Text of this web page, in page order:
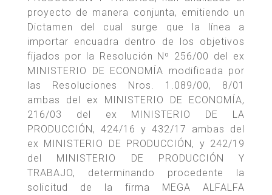
proyecto de manera conjunta, emitiendo un
Dictamen del cual surge que la línea a
importar encuadra dentro de los objetivos
fijados por la Resolución Nº 256/00 del ex
MINISTERIO DE ECONOMÍA modificada por
las Resoluciones Nros. 1.089/00, 8/01
ambas del ex MINISTERIO DE ECONOMÍA,
216/03 del ex MINISTERIO DE LA
PRODUCCIÓN, 424/16 y 432/17 ambas del
ex MINISTERIO DE PRODUCCIÓN, y 242/19
del MINISTERIO DE PRODUCCIÓN Y
TRABAJO, determinando procedente la
solicitud de la firma MEGA ALFALFA